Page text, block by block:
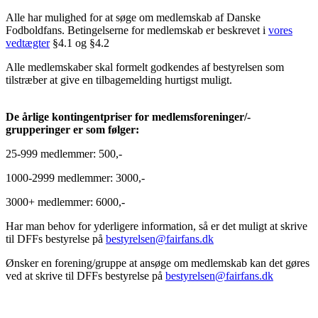
Alle har mulighed for at søge om medlemskab af Danske
Fodboldfans. Betingelserne for medlemskab er beskrevet i vores
vedtægter§4.1 og §4.2
Alle medlemskaber skal formelt godkendes af bestyrelsen som
tilstræber at give en tilbagemelding hurtigst muligt.
De årlige kontingentpriser for medlemsforeninger/-
grupperinger er som følger:
25-999 medlemmer: 500,-
1000-2999 medlemmer: 3000,-
3000+ medlemmer: 6000,-
Har man behov for yderligere information, så er det muligt at skrive
til DFFs bestyrelse på bestyrelsen@fairfans.dk
Ønsker en forening/gruppe at ansøge om medlemskab kan det gøres
ved at skrive til DFFs bestyrelse på bestyrelsen@fairfans.dk